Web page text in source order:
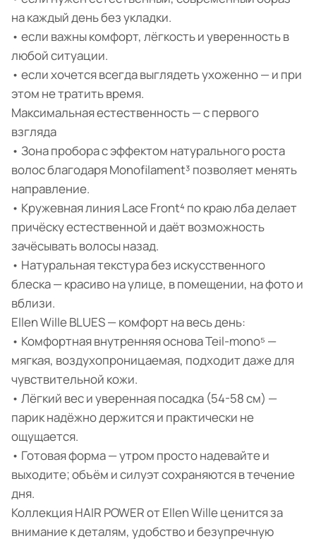
на каждый день без укладки.
• если важны комфорт, лёгкость и уверенность в
любой ситуации.
• если хочется всегда выглядеть ухоженно — и при
этом не тратить время.
Максимальная естественность — с первого
взгляда
• Зона пробора с эффектом натурального роста
волос благодаря Monofilament³ позволяет менять
направление.
• Кружевная линия Lace Front⁴ по краю лба делает
причёску естественной и даёт возможность
зачёсывать волосы назад.
• Натуральная текстура без искусственного
блеска — красиво на улице, в помещении, на фото и
вблизи.
Ellen Wille BLUES — комфорт на весь день:
• Комфортная внутренняя основа Teil-mono⁵ —
мягкая, воздухопроницаемая, подходит даже для
чувствительной кожи.
• Лёгкий вес и уверенная посадка (54-58 см) —
парик надёжно держится и практически не
ощущается.
• Готовая форма — утром просто надевайте и
выходите; объём и силуэт сохраняются в течение
дня.
Коллекция HAIR POWER от Ellen Wille ценится за
внимание к деталям, удобство и безупречную